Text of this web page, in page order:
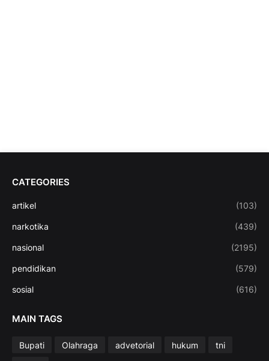
CATEGORIES
artikel (103)
narkotika (439)
nasional (2195)
pendidikan (579)
sosial (616)
MAIN TAGS
Bupati Olahraga advetorial hukum
tni